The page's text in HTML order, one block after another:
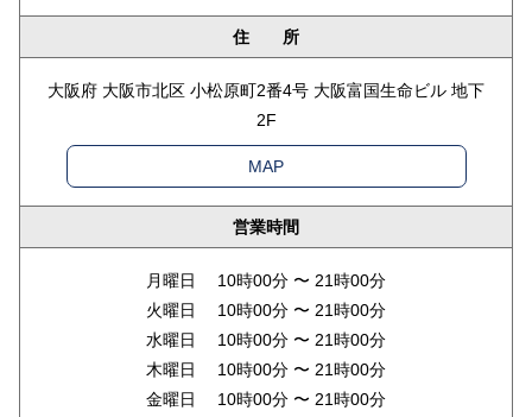
住 所
大阪府 大阪市北区 小松原町2番4号 大阪富国生命ビル 地下
2F
MAP
営業時間
月曜日 10時00分 〜 21時00分
火曜日 10時00分 〜 21時00分
水曜日 10時00分 〜 21時00分
木曜日 10時00分 〜 21時00分
金曜日 10時00分 〜 21時00分